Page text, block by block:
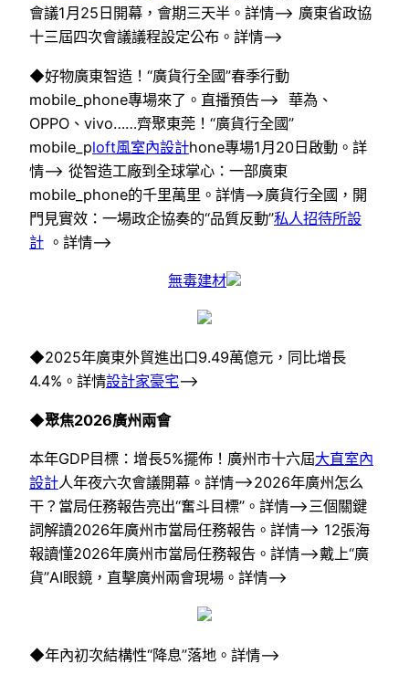
會議1月25日開幕，會期三天半。詳情–> 廣東省政協
十三屆四次會議議程設定公布。詳情–>
◆好物廣東智造！“廣貨行全國”春季行動
mobile_phone專場來了。直播預告–> 華為、
OPPO、vivo……齊聚東莞！“廣貨行全國”
mobile_ploft風室內設計hone專場1月20日啟動。詳
情–> 從智造工廠到全球掌心：一部廣東
mobile_phone的千里萬里。詳情–>廣貨行全國，開
門見實效：一場政企協奏的“品質反動”私人招待所設
計 。詳情–>
無毒建材
◆2025年廣東外貿進出口9.49萬億元，同比增長
4.4%。詳情設計家豪宅–>
◆聚焦2026廣州兩會
本年GDP目標：增長5%擺佈！廣州市十六屆大直室內
設計人年夜六次會議開幕。詳情–>2026年廣州怎么
干？當局任務報告亮出“奮斗目標”。詳情–>三個關鍵
詞解讀2026年廣州市當局任務報告。詳情–> 12張海
報讀懂2026年廣州市當局任務報告。詳情–>戴上“廣
貨”AI眼鏡，直擊廣州兩會現場。詳情–>
◆年內初次結構性“降息”落地。詳情–>